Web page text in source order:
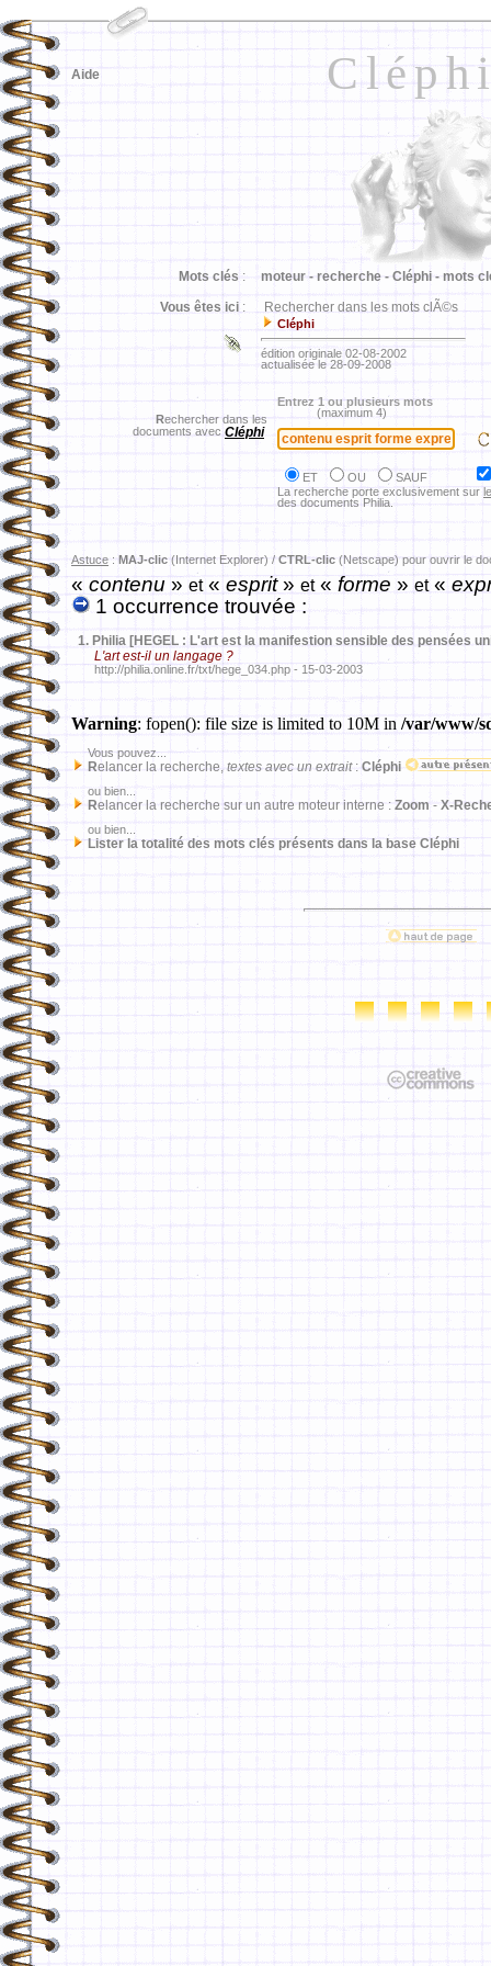
Aide
Mots clés : moteur - recherche - Cléphi - mots
Vous êtes ici : Rechercher dans les mots clÃ©s
Cléphi
édition originale 02-08-2002
actualisée le 28-09-2008
Rechercher dans les
documents avec Cléphi
Entrez 1 ou plusieurs mots
(maximum 4)
ET OU
SAUF
La recherche porte exclusivement sur
des documents Philia.
Astuce : MAJ-clic (Internet Explorer) / CTRL-clic (Netscape) pour ouvrir le
«contenu » et« esprit» et« forme » et«
1 occurrence trouvée :
1. Philia [HEGEL : L'art est la manifestion sensible des pensées
L'art est-il un langage ?
http://philia.online.fr/txt/hege_034.php - 15-03-2003
Warning: fopen(): file size is limited to 10M in /var/www/
Vous pouvez...
Relancer la recherche, textes avec un extrait: Cléphi
ou bien...
Relancer la recherche sur un autre moteur interne : Zoom - X-
ou bien...
Lister la totalité des mots clés présents dans la base Cléphi